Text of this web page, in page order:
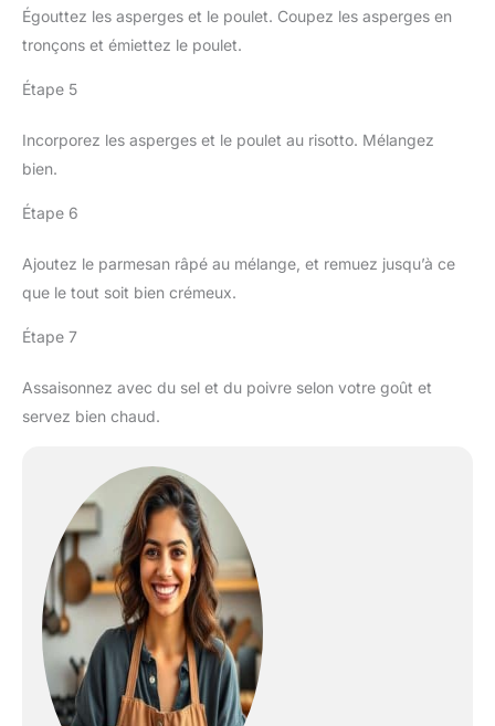
Égouttez les asperges et le poulet. Coupez les asperges en
tronçons et émiettez le poulet.
Étape 5
Incorporez les asperges et le poulet au risotto. Mélangez
bien.
Étape 6
Ajoutez le parmesan râpé au mélange, et remuez jusqu’à ce
que le tout soit bien crémeux.
Étape 7
Assaisonnez avec du sel et du poivre selon votre goût et
servez bien chaud.